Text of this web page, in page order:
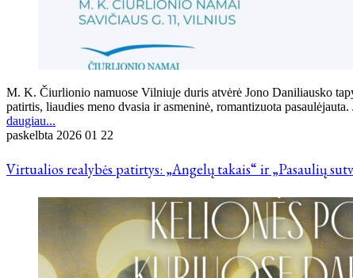
M. K. Čiurlionio namuose Vilniuje duris atvėrė Jono Daniliausko
patirtis, liaudies meno dvasia ir asmeninė, romantizuota
daugiau...
paskelbta 2026 01 22
Virtualios realybės patirtys: „Angelų takais“ ir „Pasaulių